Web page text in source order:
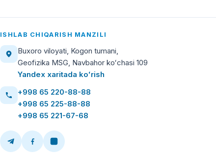
ISHLAB CHIQARISH MANZILI
Buxoro viloyati, Kogon tumani,
Geofizika MSG, Navbahor koʻchasi 109
Yandex xaritada koʻrish
+998 65 220-88-88
+998 65 225-88-88
+998 65 221-67-68